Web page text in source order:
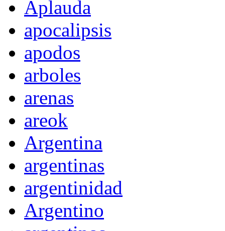
Aplauda
apocalipsis
apodos
arboles
arenas
areok
Argentina
argentinas
argentinidad
Argentino